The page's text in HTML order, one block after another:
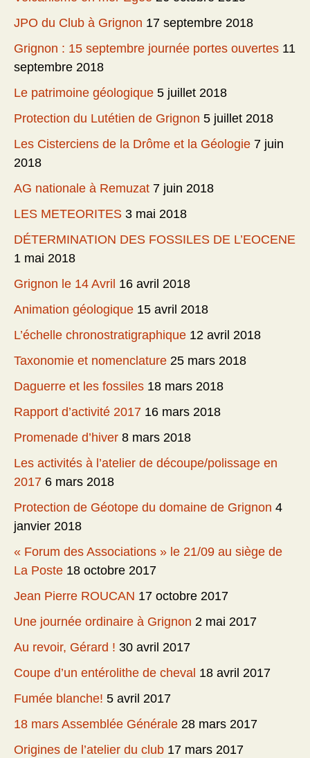
JPO du Club à Grignon 17 septembre 2018
Grignon : 15 septembre journée portes ouvertes 11
septembre 2018
Le patrimoine géologique 5 juillet 2018
Protection du Lutétien de Grignon 5 juillet 2018
Les Cisterciens de la Drôme et la Géologie 7 juin
2018
AG nationale à Remuzat 7 juin 2018
LES METEORITES 3 mai 2018
DÉTERMINATION DES FOSSILES DE L’EOCENE
1 mai 2018
Grignon le 14 Avril 16 avril 2018
Animation géologique 15 avril 2018
L’échelle chronostratigraphique 12 avril 2018
Taxonomie et nomenclature 25 mars 2018
Daguerre et les fossiles 18 mars 2018
Rapport d’activité 2017 16 mars 2018
Promenade d’hiver 8 mars 2018
Les activités à l’atelier de découpe/polissage en
2017 6 mars 2018
Protection de Géotope du domaine de Grignon 4
janvier 2018
« Forum des Associations » le 21/09 au siège de
La Poste 18 octobre 2017
Jean Pierre ROUCAN 17 octobre 2017
Une journée ordinaire à Grignon 2 mai 2017
Au revoir, Gérard ! 30 avril 2017
Coupe d’un entérolithe de cheval 18 avril 2017
Fumée blanche! 5 avril 2017
18 mars Assemblée Générale 28 mars 2017
Origines de l’atelier du club 17 mars 2017